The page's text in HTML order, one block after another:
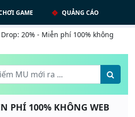
GAME QUẢNG CÁO
20% - Miễn phí 100% không
PHÍ 100% KHÔNG WEB